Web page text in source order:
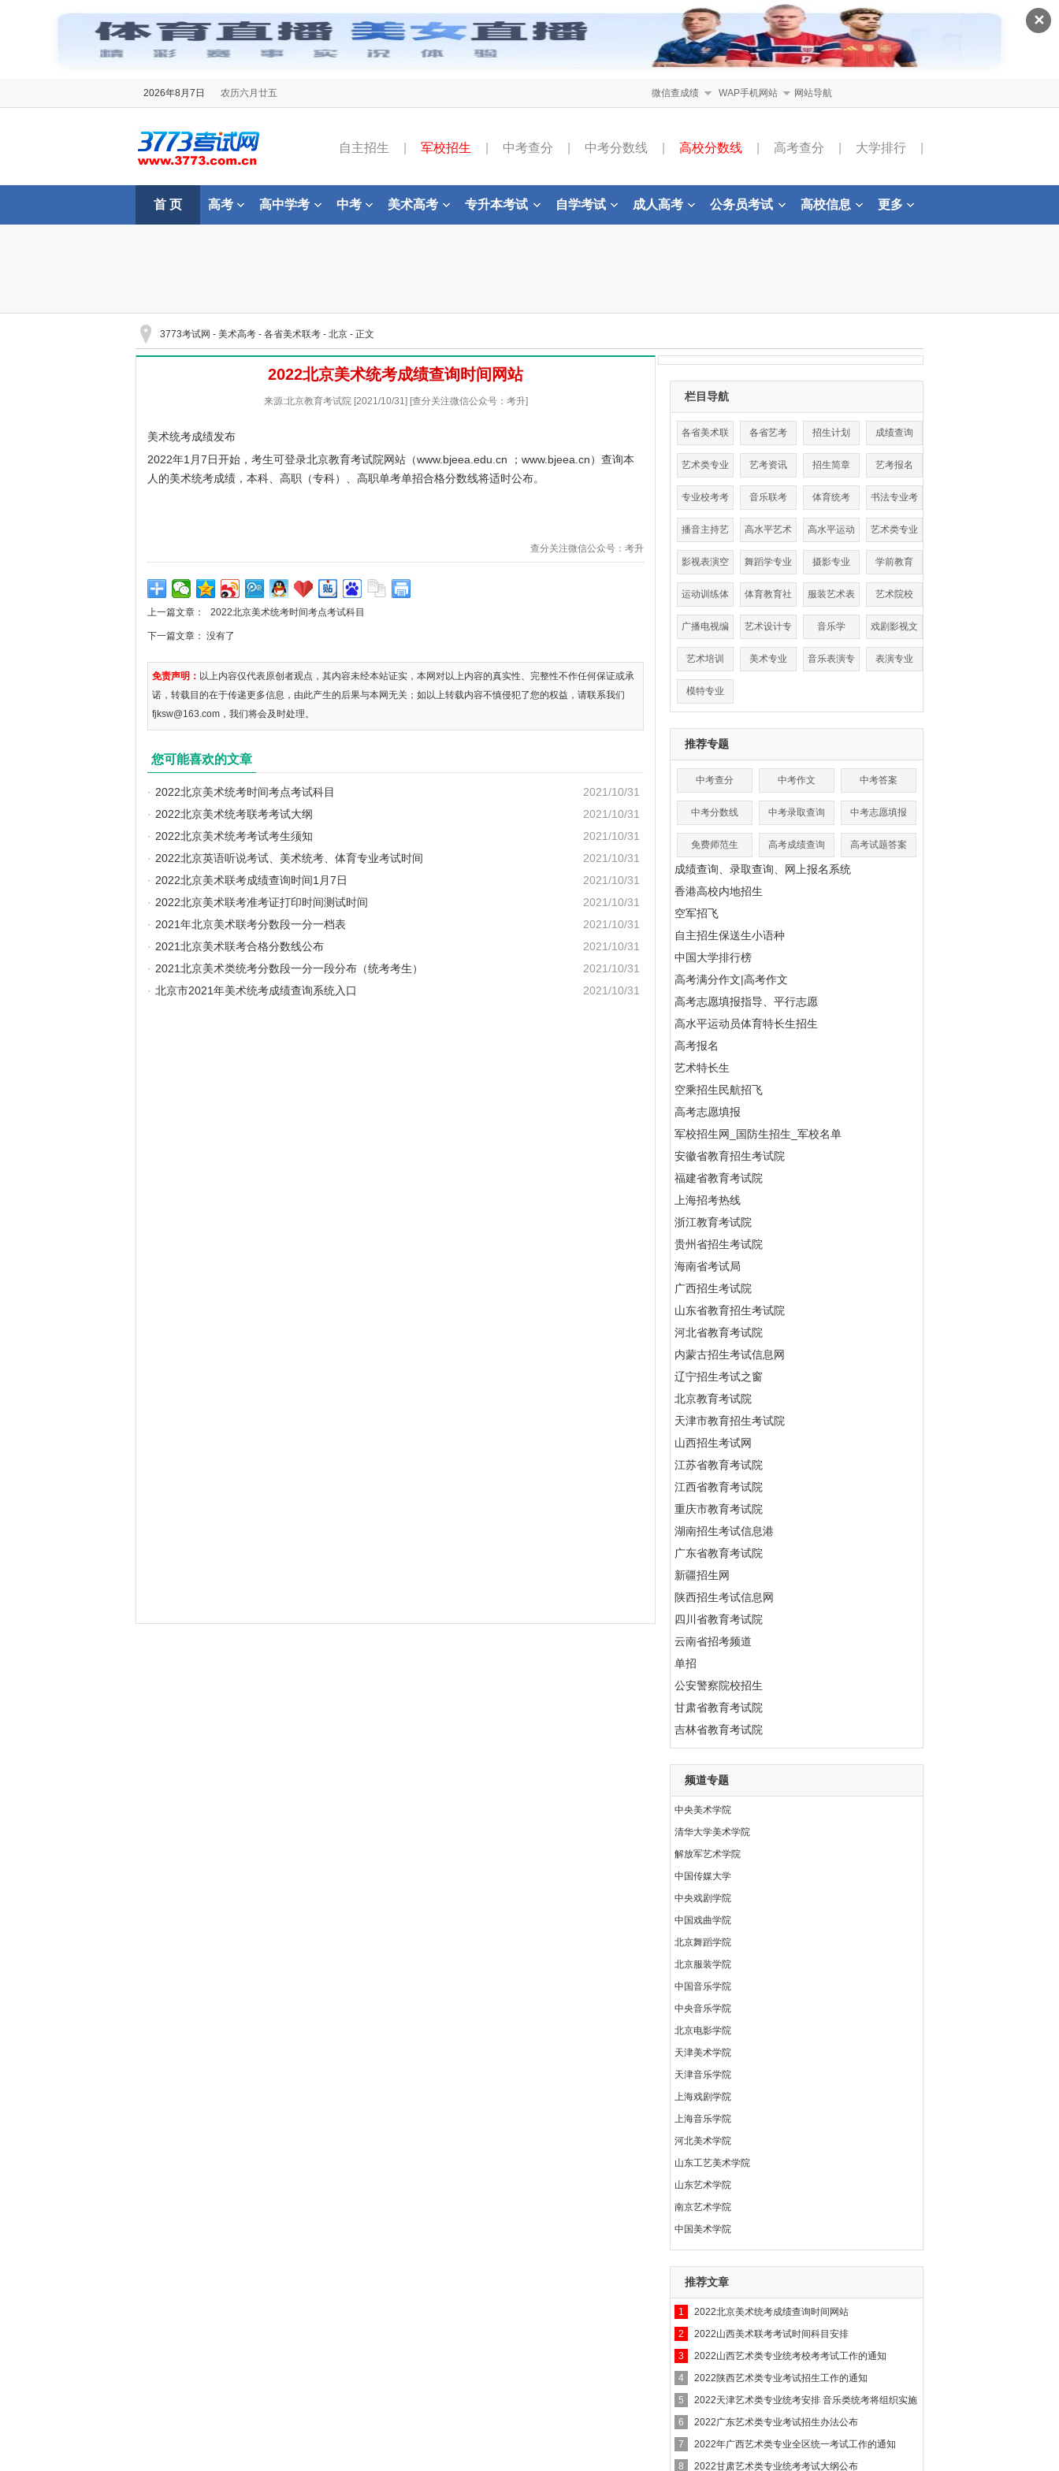
✕
2026年8月7日 农历六月廿五 微信查成绩 WAP手机网站 网站导航
自主招生 军校招生 中考查分 中考分数线 高校分数线 高考查分 大学排行
首 页 高考 高中学考 中考 美术高考 专升本考试 自学考试 成人高考 公务员考试 高校信息 更多
3773考试网 - 美术高考 - 各省美术联考 - 北京 - 正文
2022北京美术统考成绩查询时间网站
来源:北京教育考试院 [2021/10/31] [查分关注微信公众号：考升]
美术统考成绩发布
2022年1月7日开始，考生可登录北京教育考试院网站（www.bjeea.edu.cn ； www.bjeea.cn）查询本
人的美术统考成绩，本科、高职（专科）、高职单考单招合格分数线将适时公布。
查分关注微信公众号：考升
上一篇文章： 2022北京美术统考时间考点考试科目
下一篇文章： 没有了
免责声明： 以上内容仅代表原创者观点，其内容未经本站证实，本网对以上内容的真实性、完整性不作任何保证或承
诺，转载目的在于传递更多信息，由此产生的后果与本网无关；如以上转载内容不慎侵犯了您的权益，请联系我们
fjksw@163.com，我们将会及时处理。
您可能喜欢的文章
2021/10/31
· 2022北京美术统考时间考点考试科目
2021/10/31
· 2022北京美术统考联考考试大纲
2021/10/31
· 2022北京美术统考考试考生须知
2021/10/31
· 2022北京英语听说考试、美术统考、体育专业考试时间
2021/10/31
· 2022北京美术联考成绩查询时间1月7日
2021/10/31
· 2022北京美术联考准考证打印时间测试时间
2021/10/31
· 2021年北京美术联考分数段一分一档表
2021/10/31
· 2021北京美术联考合格分数线公布
2021/10/31
· 2021北京美术类统考分数段一分一段分布（统考考生）
2021/10/31
· 北京市2021年美术统考成绩查询系统入口
栏目导航
各省美术联
考
各省艺考 招生计划 成绩查询
艺术类专业
分数线
艺考资讯 招生简章 艺考报名
专业校考考
点
音乐联考 体育统考 书法专业考
试
播音主持艺
术
高水平艺术
团
高水平运动
队
艺术类专业
影视表演空
乘
舞蹈学专业 摄影专业 学前教育
运动训练体
育单招
体育教育社
会体育
服装艺术表
演
艺术院校
广播电视编
导
艺术设计专
业
音乐学 戏剧影视文
学
艺术培训
美术专业 音乐表演专 表演专业
模特专业
推荐专题
中考查分 中考作文 中考答案
中考分数线 中考录取查询 中考志愿填报
免费师范生 高考成绩查询 高考试题答案
成绩查询、录取查询、网上报名系统
香港高校内地招生
空军招飞
自主招生保送生小语种
中国大学排行榜
高考满分作文|高考作文
高考志愿填报指导、平行志愿
高水平运动员体育特长生招生
高考报名
艺术特长生
空乘招生民航招飞
高考志愿填报
军校招生网_国防生招生_军校名单
安徽省教育招生考试院
福建省教育考试院
上海招考热线
浙江教育考试院
贵州省招生考试院
海南省考试局
广西招生考试院
山东省教育招生考试院
河北省教育考试院
内蒙古招生考试信息网
辽宁招生考试之窗
北京教育考试院
天津市教育招生考试院
山西招生考试网
江苏省教育考试院
江西省教育考试院
重庆市教育考试院
湖南招生考试信息港
广东省教育考试院
新疆招生网
陕西招生考试信息网
四川省教育考试院
云南省招考频道
单招
公安警察院校招生
甘肃省教育考试院
吉林省教育考试院
频道专题
中央美术学院
清华大学美术学院
解放军艺术学院
中国传媒大学
中央戏剧学院
中国戏曲学院
北京舞蹈学院
北京服装学院
中国音乐学院
中央音乐学院
北京电影学院
天津美术学院
天津音乐学院
上海戏剧学院
上海音乐学院
河北美术学院
山东工艺美术学院
山东艺术学院
南京艺术学院
中国美术学院
推荐文章
1
2022北京美术统考成绩查询时间网站
2
2022山西美术联考考试时间科目安排
3
2022山西艺术类专业统考校考考试工作的通知
4
2022陕西艺术类专业考试招生工作的通知
5
2022天津艺术类专业统考安排 音乐类统考将组织实施
6
2022广东艺术类专业考试招生办法公布
7
2022年广西艺术类专业全区统一考试工作的通知
8
2022甘肃艺术类专业统考考试大纲公布